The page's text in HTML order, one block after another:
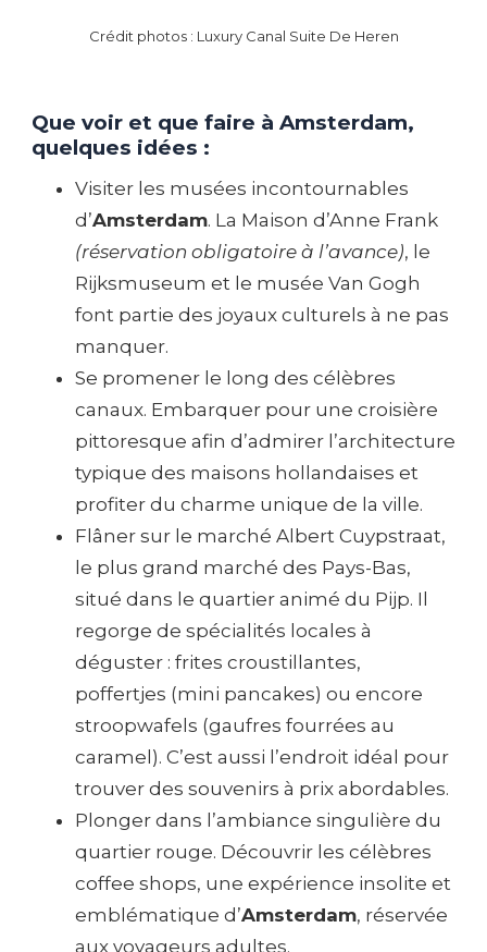
Crédit photos : Luxury Canal Suite De Heren
Que voir et que faire à Amsterdam,
quelques idées :
Visiter les musées incontournables
d’Amsterdam. La Maison d’Anne Frank
(réservation obligatoire à l’avance), le
Rijksmuseum et le musée Van Gogh
font partie des joyaux culturels à ne pas
manquer.
Se promener le long des célèbres
canaux. Embarquer pour une croisière
pittoresque afin d’admirer l’architecture
typique des maisons hollandaises et
profiter du charme unique de la ville.
Flâner sur le marché Albert Cuypstraat,
le plus grand marché des Pays-Bas,
situé dans le quartier animé du Pijp. Il
regorge de spécialités locales à
déguster : frites croustillantes,
poffertjes (mini pancakes) ou encore
stroopwafels (gaufres fourrées au
caramel). C’est aussi l’endroit idéal pour
trouver des souvenirs à prix abordables.
Plonger dans l’ambiance singulière du
quartier rouge. Découvrir les célèbres
coffee shops, une expérience insolite et
emblématique d’Amsterdam, réservée
aux voyageurs adultes.